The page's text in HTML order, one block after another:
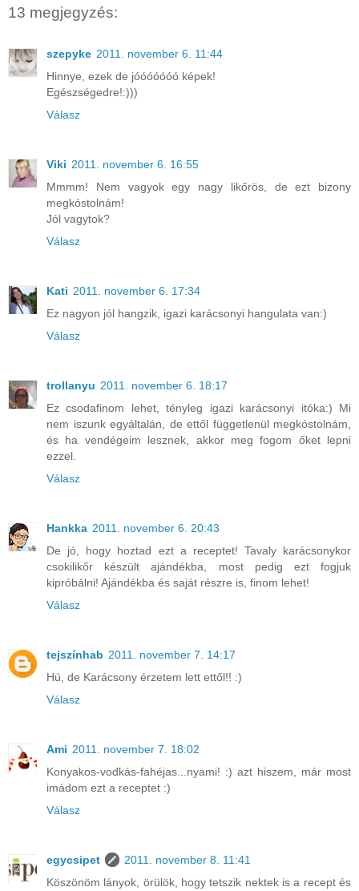
13 megjegyzés:
szepyke 2011. november 6. 11:44
Hinnye, ezek de jóóóóóóó képek!
Egészségedre!:)))
Válasz
Viki 2011. november 6. 16:55
Mmmm! Nem vagyok egy nagy likőrös, de ezt bizony
megkóstolnám!
Jól vagytok?
Válasz
Kati 2011. november 6. 17:34
Ez nagyon jól hangzik, igazi karácsonyi hangulata van:)
Válasz
trollanyu 2011. november 6. 18:17
Ez csodafinom lehet, tényleg igazi karácsonyi itóka:) Mi
nem iszunk egyáltalán, de ettől függetlenül megkóstolnám,
és ha vendégeim lesznek, akkor meg fogom őket lepni
ezzel.
Válasz
Hankka 2011. november 6. 20:43
De jó, hogy hoztad ezt a receptet! Tavaly karácsonykor
csokilikőr készült ajándékba, most pedig ezt fogjuk
kipróbálni! Ajándékba és saját részre is, finom lehet!
Válasz
tejszínhab 2011. november 7. 14:17
Hú, de Karácsony érzetem lett ettől!! :)
Válasz
Ami 2011. november 7. 18:02
Konyakos-vodkás-fahéjas...nyami! :) azt hiszem, már most
imádom ezt a receptet :)
Válasz
egycsipet
2011. november 8. 11:41
Köszönöm lányok, örülök, hogy tetszik nektek is a recept és